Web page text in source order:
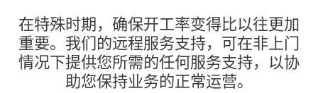
在特殊时期，确保开工率变得比以往更加
重要。我们的远程服务支持，可在非上门
情况下提供您所需的任何服务支持，以协
助您保持业务的正常运营。